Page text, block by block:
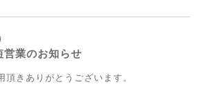
営業のお知らせ
頂きありがとうございます。